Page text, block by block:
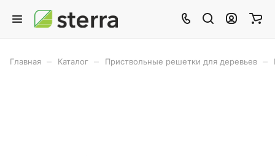
Главная Каталог Приствольные решетки для деревьев